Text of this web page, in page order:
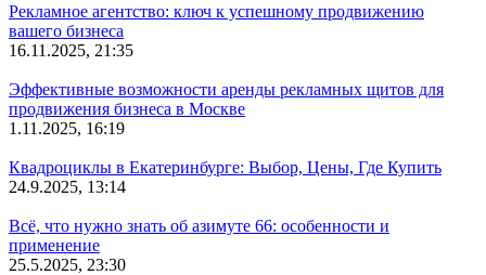
Рекламное агентство: ключ к успешному продвижению
вашего бизнеса
16.11.2025, 21:35
Эффективные возможности аренды рекламных щитов для
продвижения бизнеса в Москве
1.11.2025, 16:19
Квадроциклы в Екатеринбурге: Выбор, Цены, Где Купить
24.9.2025, 13:14
Всё, что нужно знать об азимуте 66: особенности и
применение
25.5.2025, 23:30